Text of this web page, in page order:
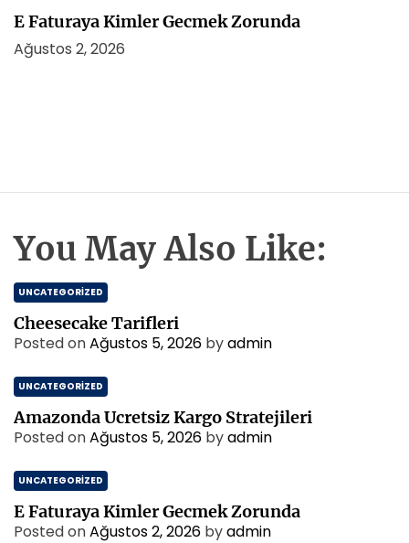
E Faturaya Kimler Gecmek Zorunda
Ağustos 2, 2026
You May Also Like:
UNCATEGORIZED
Cheesecake Tarifleri
Posted onAğustos 5, 2026 byadmin
UNCATEGORIZED
Amazonda Ucretsiz Kargo Stratejileri
Posted onAğustos 5, 2026 byadmin
UNCATEGORIZED
E Faturaya Kimler Gecmek Zorunda
Posted onAğustos 2, 2026 byadmin